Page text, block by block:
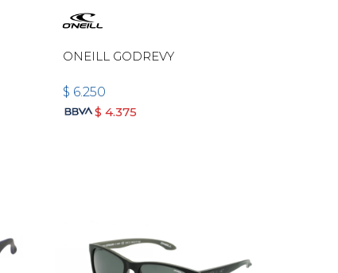
ONEILL GODREVY
$ 6.250
$ 4.375